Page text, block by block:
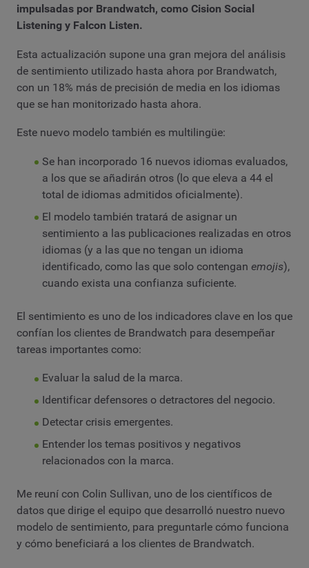
impulsadas por Brandwatch, como Cision Social
Listening y Falcon Listen.
Esta actualización supone una gran mejora del análisis
de sentimiento utilizado hasta ahora por Brandwatch,
con un 18% más de precisión de media en los idiomas
que se han monitorizado hasta ahora.
Este nuevo modelo también es multilingüe:
Se han incorporado 16 nuevos idiomas evaluados,
a los que se añadirán otros (lo que eleva a 44 el
total de idiomas admitidos oficialmente).
El modelo también tratará de asignar un
sentimiento a las publicaciones realizadas en otros
idiomas (y a las que no tengan un idioma
identificado, como las que solo contengan emojis),
cuando exista una confianza suficiente.
El sentimiento es uno de los indicadores clave en los que
confían los clientes de Brandwatch para desempeñar
tareas importantes como:
Evaluar la salud de la marca.
Identificar defensores o detractores del negocio.
Detectar crisis emergentes.
Entender los temas positivos y negativos
relacionados con la marca.
Me reuní con Colin Sullivan, uno de los científicos de
datos que dirige el equipo que desarrolló nuestro nuevo
modelo de sentimiento, para preguntarle cómo funciona
y cómo beneficiará a los clientes de Brandwatch.